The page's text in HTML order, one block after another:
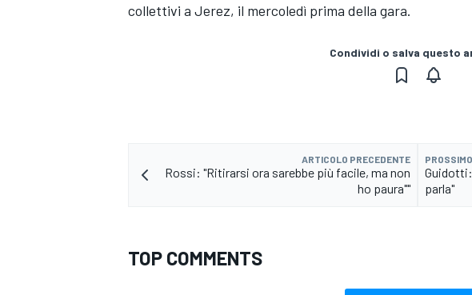
collettivi a Jerez, il mercoledì prima della gara.
Condividi o salva questo
ARTICOLO PRECEDENTE
Rossi: "Ritirarsi ora sarebbe più facile, ma non
ho paura""
Guidotti:
parla"
TOP COMMENTS